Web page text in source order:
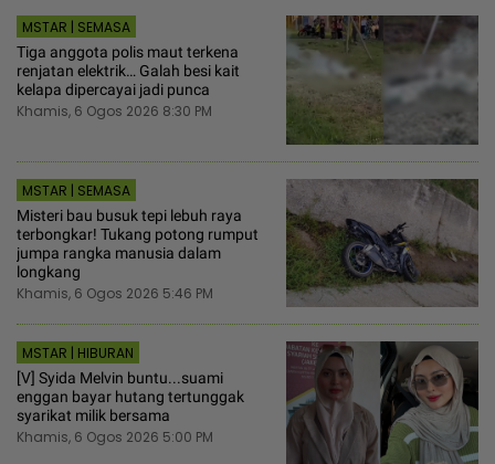
MSTAR | SEMASA
Tiga anggota polis maut terkena
renjatan elektrik… Galah besi kait
kelapa dipercayai jadi punca
Khamis, 6 Ogos 2026 8:30 PM
MSTAR | SEMASA
Misteri bau busuk tepi lebuh raya
terbongkar! Tukang potong rumput
jumpa rangka manusia dalam
longkang
Khamis, 6 Ogos 2026 5:46 PM
MSTAR | HIBURAN
[V] Syida Melvin buntu...suami
enggan bayar hutang tertunggak
syarikat milik bersama
Khamis, 6 Ogos 2026 5:00 PM